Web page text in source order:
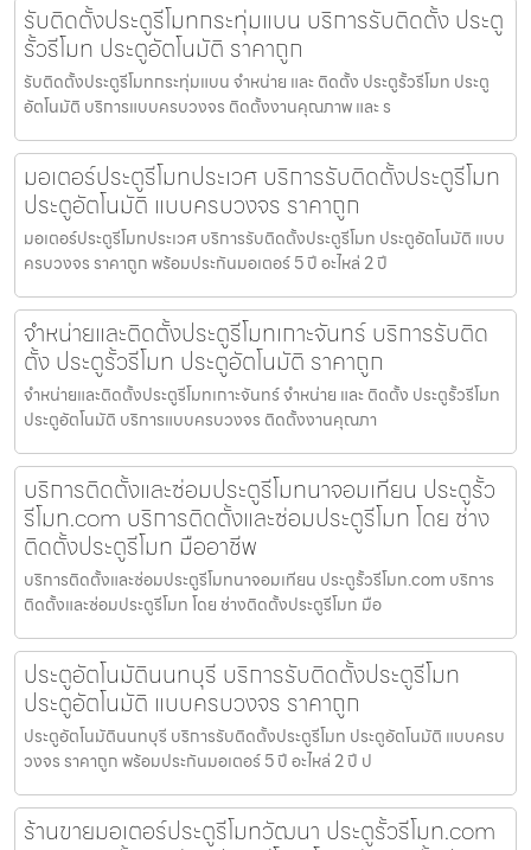
รับติดตั้งประตูรีโมทกระทุ่มแบน บริการรับติดตั้ง ประตู
รั้วรีโมท ประตูอัตโนมัติ ราคาถูก
รับติดตั้งประตูรีโมทกระทุ่มแบน จำหน่าย และ ติดตั้ง ประตูรั้วรีโมท ประตู
อัตโนมัติ บริการแบบครบวงจร ติดตั้งงานคุณภาพ และ ร
มอเตอร์ประตูรีโมทประเวศ บริการรับติดตั้งประตูรีโมท
ประตูอัตโนมัติ แบบครบวงจร ราคาถูก
มอเตอร์ประตูรีโมทประเวศ บริการรับติดตั้งประตูรีโมท ประตูอัตโนมัติ แบบ
ครบวงจร ราคาถูก พร้อมประกันมอเตอร์ 5 ปี อะไหล่ 2 ปี
จำหน่ายและติดตั้งประตูรีโมทเกาะจันทร์ บริการรับติด
ตั้ง ประตูรั้วรีโมท ประตูอัตโนมัติ ราคาถูก
จำหน่ายและติดตั้งประตูรีโมทเกาะจันทร์ จำหน่าย และ ติดตั้ง ประตูรั้วรีโมท
ประตูอัตโนมัติ บริการแบบครบวงจร ติดตั้งงานคุณภา
บริการติดตั้งและซ่อมประตูรีโมทนาจอมเทียน ประตูรั้ว
รีโมท.com บริการติดตั้งและซ่อมประตูรีโมท โดย ช่าง
ติดตั้งประตูรีโมท มืออาชีพ
บริการติดตั้งและซ่อมประตูรีโมทนาจอมเทียน ประตูรั้วรีโมท.com บริการ
ติดตั้งและซ่อมประตูรีโมท โดย ช่างติดตั้งประตูรีโมท มือ
ประตูอัตโนมัตินนทบุรี บริการรับติดตั้งประตูรีโมท
ประตูอัตโนมัติ แบบครบวงจร ราคาถูก
ประตูอัตโนมัตินนทบุรี บริการรับติดตั้งประตูรีโมท ประตูอัตโนมัติ แบบครบ
วงจร ราคาถูก พร้อมประกันมอเตอร์ 5 ปี อะไหล่ 2 ปี ป
ร้านขายมอเตอร์ประตูรีโมทวัฒนา ประตูรั้วรีโมท.com